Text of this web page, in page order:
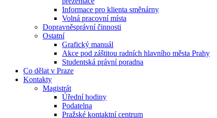
Informace pro klienta směnárny
Volná pracovní místa
Dopravněsprávní činnosti
Ostatní
Grafický manuál
Akce pod záštitou radních hlavního města Prahy
Studentská právní poradna
Co dělat v Praze
Kontakty
Magistrát
Úřední hodiny
Podatelna
Pražské kontaktní centrum